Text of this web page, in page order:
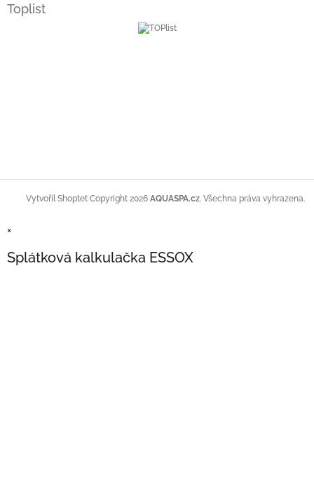
Toplist
Vytvořil Shoptet Copyright 2026 AQUASPA.cz. Všechna práva vyhrazena.
×
Splátková kalkulačka ESSOX